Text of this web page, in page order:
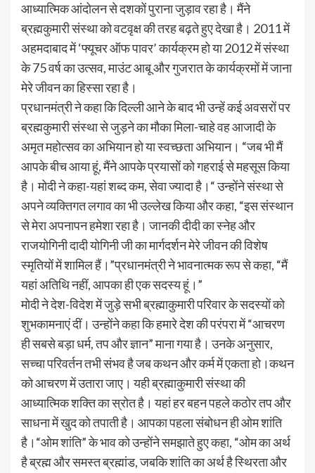
आध्यात्मिक आंदोलन से दशकों पुराना जुड़ाव रहा है। मैंने
ब्रह्मकुमारी संस्था को वटवृक्ष की तरह बढ़ते हुए देखा है। 2011 में
अहमदाबाद में ‘फ्यूचर ऑफ पावर’ कार्यक्रम हो या 2012 में संस्था
के 75 वर्ष का उत्सव, माउंट आबू और गुजरात के कार्यक्रमों में जाना
मेरे जीवन का हिस्सा रहा है।
प्रधानमंत्री ने कहा कि दिल्ली आने के बाद भी उन्हें कई अवसरों पर
ब्रह्मकुमारी संस्था से जुड़ने का मौका मिला-चाहे वह आजादी के
अमृत महोत्सव का अभियान हो या स्वच्छता अभियान। “जब भी मैं
आपके बीच आया हूं, मैंने आपके प्रयासों को गहराई से महसूस किया
है। मोदी ने कहा-यहां शब्द कम, सेवा ज्यादा है।“ उन्होंने संस्था से
अपने व्यक्तिगत लगाव का भी उल्लेख किया और कहा, “इस संस्थान
से मेरा अपनापन हमेशा रहा है। जानकी दीदी का स्नेह और
राजयोगिनी दादी योगिनी जी का मार्गदर्शन मेरे जीवन की विशेष
स्मृतियों में शामिल हैं।”प्रधानमंत्री ने भावनात्मक रूप से कहा, “मैं
यहां अतिथि नहीं, आपका ही एक सदस्य हूं।”
मोदी ने देश-विदेश में जुड़े सभी ब्रह्माकुमारी परिवार के सदस्यों को
शुभकामनाएं दीं। उन्होंने कहा कि हमारे देश की परंपरा में “आचरण
ही सबसे बड़ा धर्म, तप और ज्ञान” माना गया है। उनके अनुसार,
सच्चा परिवर्तन तभी संभव है जब कथन और कर्म में एकता हो।कथन
को आचरण में उतारा जाए। यही ब्रह्माकुमारी संस्था की
आध्यात्मिक शक्ति का स्रोत है। यहां हर बहन पहले कठोर तप और
साधना में खुद को तपाती है। आपका पहला संबोधन ही ओम शांति
है।“ओम शांति” के भाव को उन्होंने समझाते हुए कहा, “ओम का अर्थ
है ब्रह्म और समस्त ब्रह्मांड, जबकि शांति का अर्थ है स्थिरता और